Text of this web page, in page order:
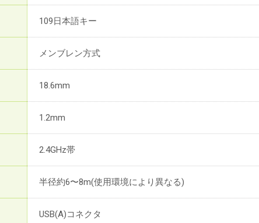
109日本語キー
メンブレン方式
18.6mm
1.2mm
2.4GHz帯
半径約6〜8m(使用環境により異なる)
USB(A)コネクタ